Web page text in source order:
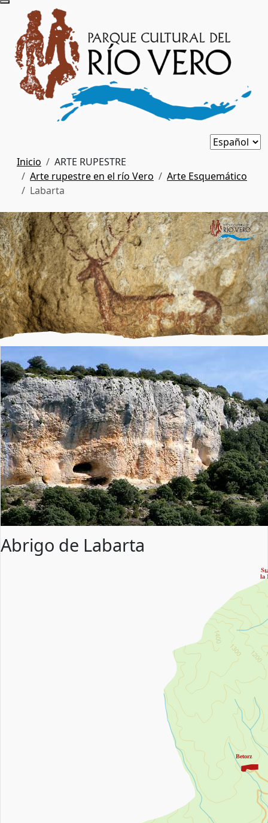
Inicio
ARTE RUPESTRE
Arte rupestre en el río Vero
Arte Esquemático
Labarta
Abrigo de Labarta
Betorz
la